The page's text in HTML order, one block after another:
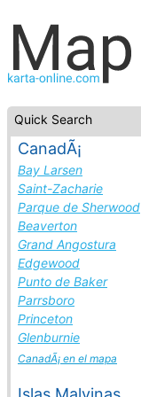
Quick Search
CanadÃ¡
Bay Larsen
Saint-Zacharie
Parque de Sherwood
Beaverton
Grand Angostura
Edgewood
Punto de Baker
Parrsboro
Princeton
Glenburnie
CanadÃ¡ en el mapa